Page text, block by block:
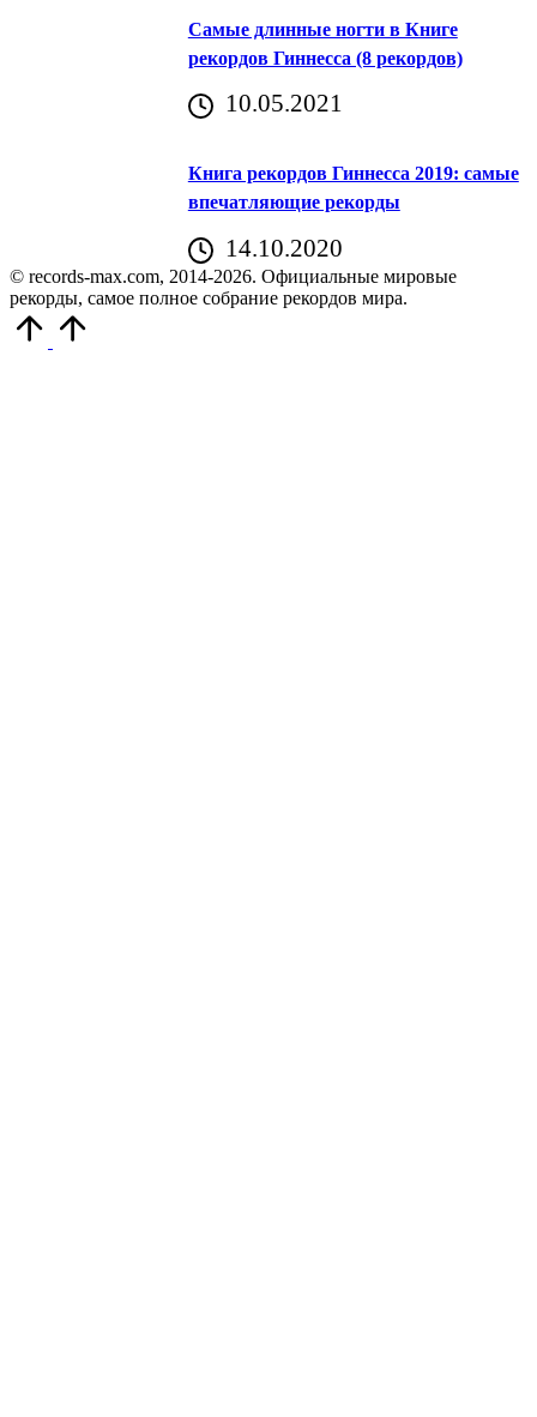
Самые длинные ногти в Книге
рекордов Гиннесса (8 рекордов)
10.05.2021
Книга рекордов Гиннесса 2019: самые
впечатляющие рекорды
14.10.2020
© records-max.com, 2014-2026. Официальные мировые
рекорды, самое полное собрание рекордов мира.